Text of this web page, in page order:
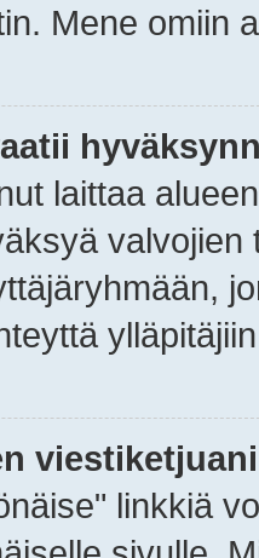
Mene omiin
laittaa
linkkiä